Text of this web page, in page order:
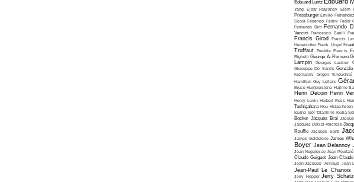
Edouard Luntz
Yang Eldar Riazanov Elem
Pressburger Emilio Fernandez
Scola Federico Fellini Fedor
Fernando Birri Fernando
Vancini Francesco Barilli
Francis Girod Francis
Henenlotter Frank Lloyd
Truffaut Freddie Francis
Righelli George A. Romero
Lampin
Georges Lautner
Giuseppe De Santis
Kromanov Grigori Tchoukhraï
Hamilton Guy Lefranc
Bruce Humberstone Hajime
Henri Decoin Henri
Henry Levin Herbert Ross
Teshigahara Hou Hsiao-hsien
Iquino Igor Talankine Ioulia
Becker Jacques Bral
Jacques Doniol-Valcroze
Rouffio Jacques Santi
James Goldstone James
Boyer Jean Delannoy
Jean Negulesco Jean Pourtalé
Claude Guiguet Jean-
Jean-Jacques Annaud Jean-
Jean-Paul Le Chanois
Jerry Hopper Jerry